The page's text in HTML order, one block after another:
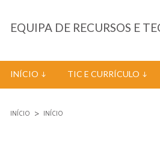
EQUIPA DE RECURSOS E
INÍCIO TIC E CURRÍCULO
INÍCIO INÍCIO